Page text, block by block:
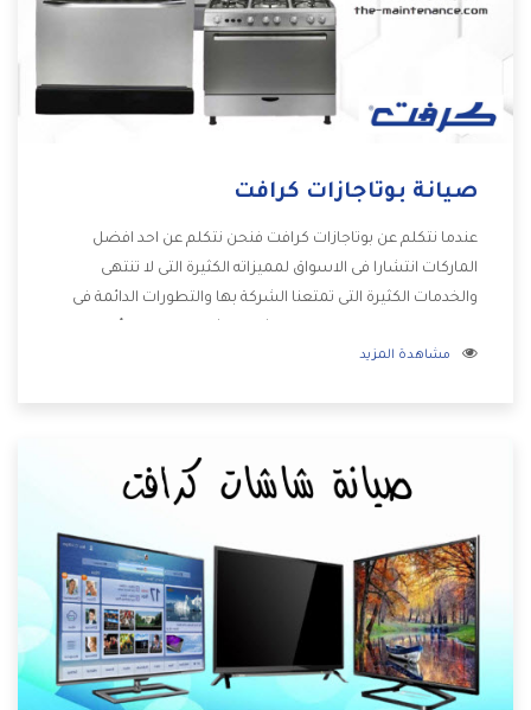
صيانة بوتاجازات كرافت
عندما نتكلم عن بوتاجازات كرافت فنحن نتكلم عن احد افضل
الماركات انتشارا فى الاسواق لمميزاته الكثيرة التى لا تنتهى
والخدمات الكثيرة التى تمتعنا الشركة بها والتطورات الدائمة فى
تختلف اسعارها لكى تستطيع اختيار الافضل لها وسنوضح لكم
مشاهدة المزيد